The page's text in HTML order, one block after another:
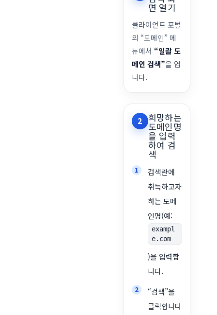
면 열기
클라이언트 포털
의 “도메인” 메
뉴에서 “일괄 도
메인 검색”을 엽
니다.
2 희망하는
도메인명
을 입력
하여 검
색
검색란에
취득하고자
하는 도메
인명(예:
exampl
e.com
)을 입력합
니다.
“검색”을
클릭합니다